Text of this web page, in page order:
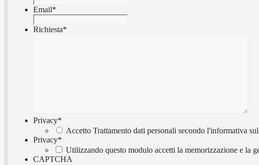
Email*
Richiesta*
Privacy*
Accetto Trattamento dati personali secondo l'informativa
Privacy*
Utilizzando questo modulo accetti la memorizzazione e la
CAPTCHA